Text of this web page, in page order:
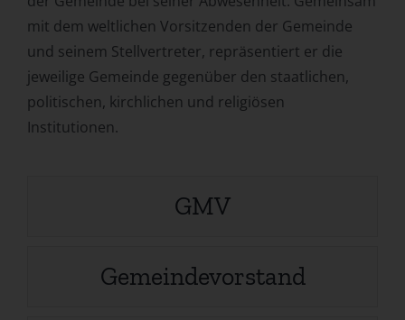
mit dem weltlichen Vorsitzenden der Gemeinde
und seinem Stellvertreter, repräsentiert er die
jeweilige Gemeinde gegenüber den staatlichen,
politischen, kirchlichen und religiösen
Institutionen.
GMV
Gemeindevorstand